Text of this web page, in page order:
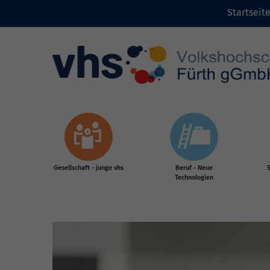
Startseite
Gesellschaft - junge vhs
Beruf - Neue
Technologien